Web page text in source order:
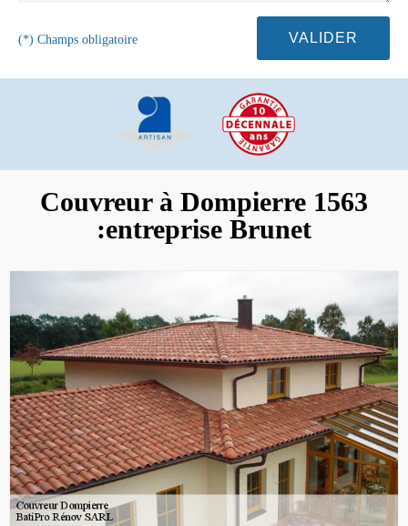
(*) Champs obligatoire
Couvreur à Dompierre 1563
:entreprise Brunet